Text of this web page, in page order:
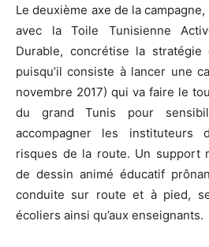
Le deuxième axe de la
avec la Toile Tunisienne
Durable, concrétise la stratégie
puisqu’il consiste à lancer une
novembre 2017) qui va faire le
du grand Tunis pour
accompagner les instituteurs
risques de la route. Un support
de dessin animé éducatif
conduite sur route et à pied,
écoliers ainsi qu’aux enseignants.